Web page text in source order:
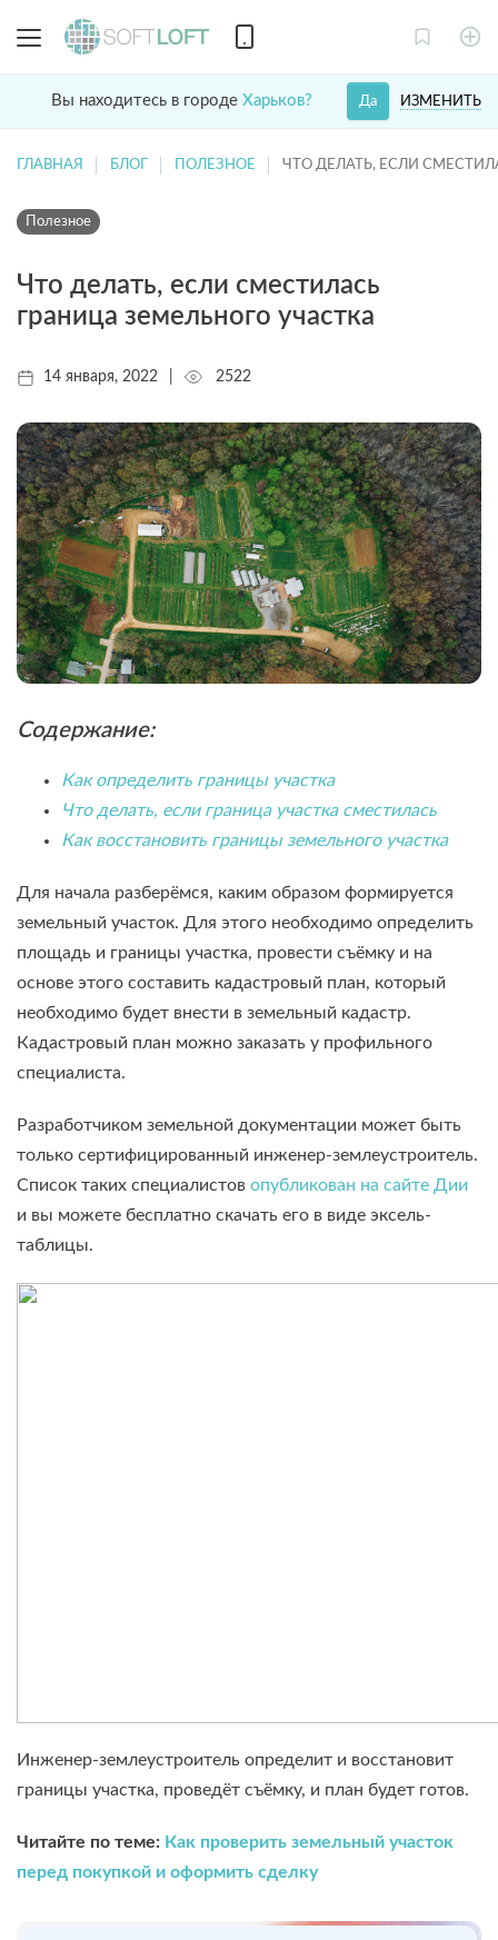
Вы находитесь в городе Харьков? ИЗМЕНИТЬ
Да
ГЛАВНАЯ БЛОГ ПОЛЕЗНОЕ ЧТО ДЕЛАТЬ, ЕСЛИ
Полезное
Что делать, если сместилась
граница земельного участка
14 января, 2022 2522
Содержание:
Как определить границы участка
Что делать, если граница участка сместилась
Как восстановить границы земельного участка
Для начала разберёмся, каким образом формируется
земельный участок. Для этого необходимо определить
площадь и границы участка, провести съёмку и на
основе этого составить кадастровый план, который
необходимо будет внести в земельный кадастр.
Кадастровый план можно заказать у профильного
специалиста.
Разработчиком земельной документации может быть
только сертифицированный инженер-землеустроитель.
Список таких специалистов опубликован на сайте Дии
и вы можете бесплатно скачать его в виде эксель-
таблицы.
Инженер-землеустроитель определит и восстановит
границы участка, проведёт съёмку, и план будет готов.
Читайте по теме: Как проверить земельный участок
перед покупкой и оформить сделку